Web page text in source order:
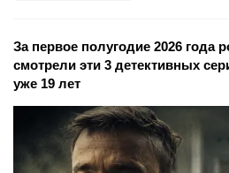
За первое полугодие 2026 года
смотрели эти 3 детективных
уже 19 лет